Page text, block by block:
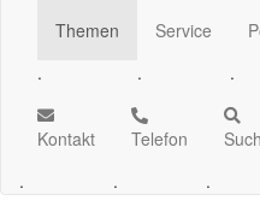
Themen
.
Service
.
.
Kontakt
.
Telefon
.
.